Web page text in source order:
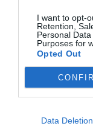
I want to opt-
Retention,
Personal
Purposes for
Opted Out
Data Deletion